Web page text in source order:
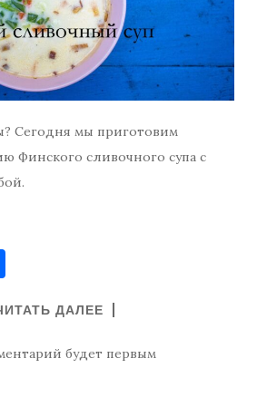
Сегодня мы приготовим
Финского сливочного супа с
п
р
ДАЛЕЕ
будет первым